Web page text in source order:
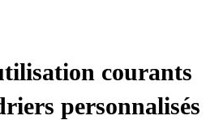
courants
personnalisés